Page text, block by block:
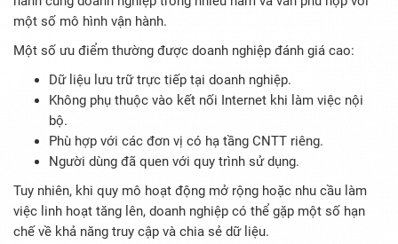
một số mô hình vận hành.
Một số ưu điểm thường được doanh nghiệp đánh giá cao:
Dữ liệu lưu trữ trực tiếp tại doanh nghiệp.
Không phụ thuộc vào kết nối Internet khi làm việc nội
bộ.
Phù hợp với các đơn vị có hạ tầng CNTT riêng.
Người dùng đã quen với quy trình sử dụng.
Tuy nhiên, khi quy mô hoạt động mở rộng hoặc nhu cầu làm
việc linh hoạt tăng lên, doanh nghiệp có thể gặp một số hạn
chế về khả năng truy cập và chia sẻ dữ liệu.